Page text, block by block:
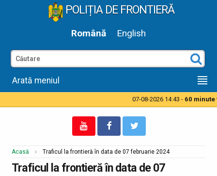
POLIȚIA DE FRONTIERĂ
Română English
Arată meniul
07-08-2026 14:43 - 60 minute
Acasă Traficul la frontieră în data de 07 februarie 2024
Traficul la frontieră în data de 07